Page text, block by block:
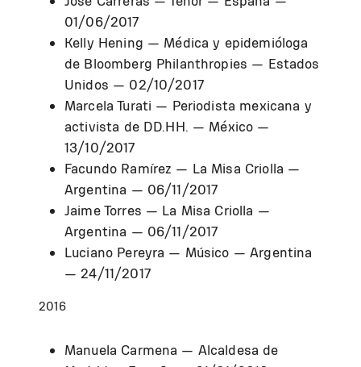
01/06/2017
Kelly Hening — Médica y epidemióloga
de Bloomberg Philanthropies — Estados
Unidos — 02/10/2017
Marcela Turati — Periodista mexicana y
activista de DD.HH. — México —
13/10/2017
Facundo Ramírez — La Misa Criolla —
Argentina — 06/11/2017
Jaime Torres — La Misa Criolla —
Argentina — 06/11/2017
Luciano Pereyra — Músico — Argentina
— 24/11/2017
2016
Manuela Carmena — Alcaldesa de